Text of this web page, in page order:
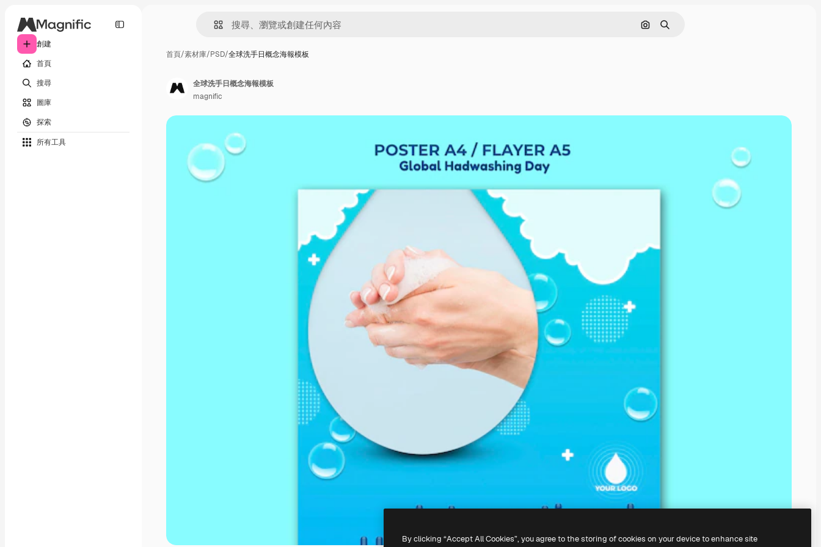
創建
首頁
搜尋
圖庫
探索
所有工具
通過圖像搜索
搜尋
首頁/素材庫/PSD/全球洗手日概念海報模板
全球洗手日概念海報模板
magnific
By clicking “Accept All Cookies”, you agree to the storing of cookies on your device to enhance site